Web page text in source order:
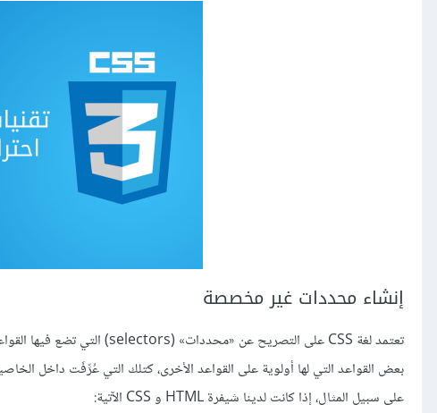
إنشاء محددات غير مخصصة
بعض القواعد التي لها أولوية على القواعد الأخرى، كتلك التي عُرِّفَت داخل
على سبيل المثال، إذا كانت لدينا شيفرة HTML و CSS الآتية: